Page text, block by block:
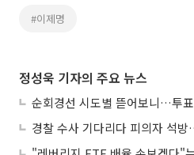
#이제명
정성욱 기자의 주요 뉴스